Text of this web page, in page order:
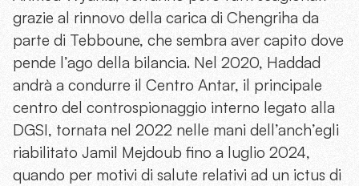
grazie al rinnovo della carica di Chengriha da
parte di Tebboune, che sembra aver capito dove
pende l’ago della bilancia. Nel 2020, Haddad
andrà a condurre il Centro Antar, il principale
centro del controspionaggio interno legato alla
DGSI, tornata nel 2022 nelle mani dell’anch’egli
riabilitato Jamil Mejdoub fino a luglio 2024,
quando per motivi di salute relativi ad un ictus di